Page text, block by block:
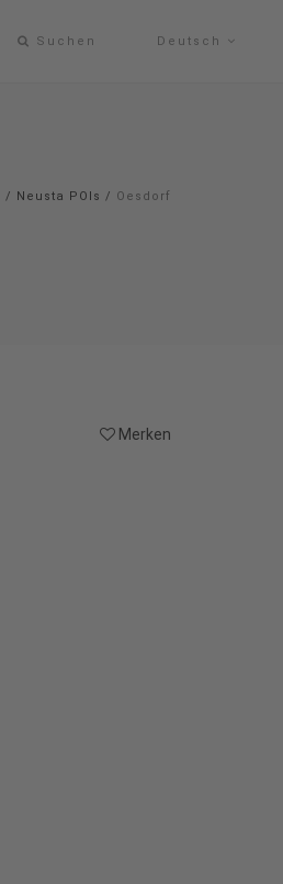
Suchen Deutsch
/ Neusta POIs / Oesdorf
Merken